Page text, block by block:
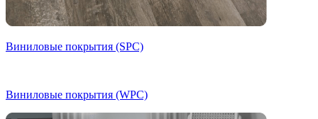
Виниловые покрытия (SPC)
Виниловые покрытия (WPC)